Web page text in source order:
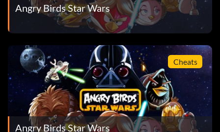
Angry Birds Star Wars
Cheats
Angry Birds Star Wars